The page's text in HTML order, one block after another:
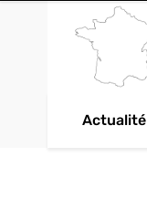
Actualité